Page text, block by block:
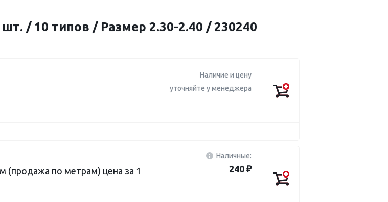
/ 10 типов / Размер 2.30-2.40 / 230240
Наличие и цену
уточняйте у менеджера
(продажа по метрам) цена за 1
Наличные:
240 ₽